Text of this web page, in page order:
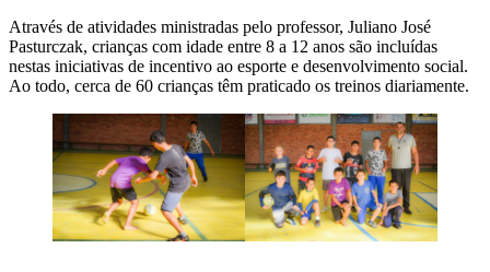
Através de atividades ministradas pelo professor, Juliano José
Pasturczak, crianças com idade entre 8 a 12 anos são incluídas
nestas iniciativas de incentivo ao esporte e desenvolvimento social.
Ao todo, cerca de 60 crianças têm praticado os treinos diariamente.